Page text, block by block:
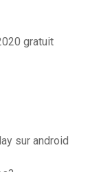
gratuit
sur android